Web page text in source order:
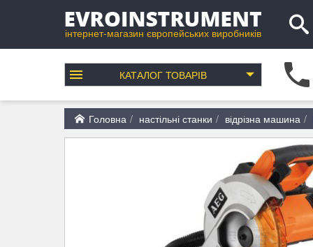
інтернет-магазин європейських виробників
КАТАЛОГ ТОВАРІВ
Головна настільні станки відрізна машина